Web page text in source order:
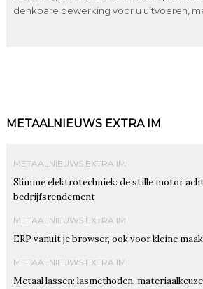
denkbare bewerking voor u uitvoeren,
METAALNIEUWS EXTRA IM
METAALNIEUWS EXTRA IM
Slimme elektrotechniek: de stille motor
bedrijfsrendement
METAALNIEUWS EXTRA IM
ERP vanuit je browser, ook voor kleine
METAALNIEUWS EXTRA IM
Metaal lassen: lasmethoden,